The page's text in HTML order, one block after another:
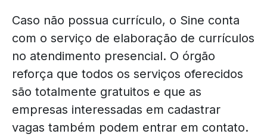
Caso não possua currículo, o Sine conta
com o serviço de elaboração de currículos
no atendimento presencial. O órgão
reforça que todos os serviços oferecidos
são totalmente gratuitos e que as
empresas interessadas em cadastrar
vagas também podem entrar em contato.